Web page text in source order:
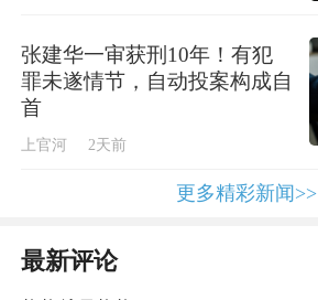
张建华一审获刑10年！有犯
罪未遂情节，自动投案构成自
首
上官河 2天前
更多精彩新闻>>
最新评论